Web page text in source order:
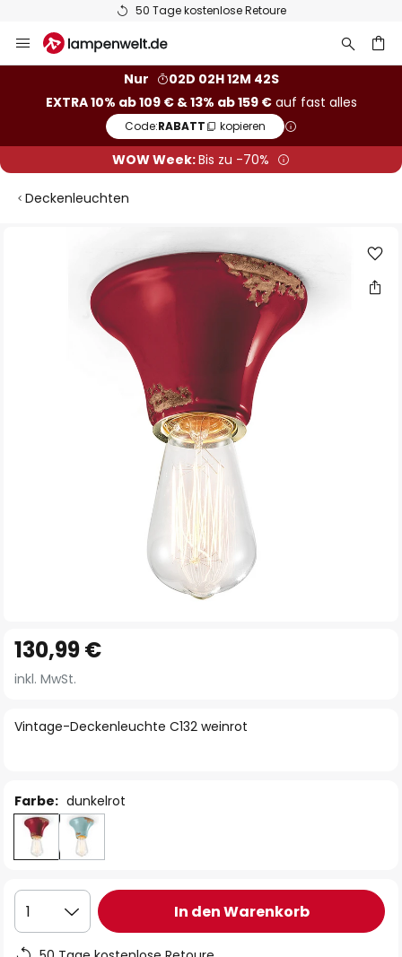
50 Tage kostenlose Retoure
Inhalt
Nur
02D 02H 12M 42S
EXTRA 10% ab 109 € & 13% ab 159 €auf fast alles
Code:RABATT kopieren
WOW Week:Bis zu -70%
Deckenleuchten
Anfang
der
springen
Vintage-Deckenleuchte C132 weinrot
130,99 €
inkl. MwSt.
Farbe: dunkelrot
1 In den Warenkorb